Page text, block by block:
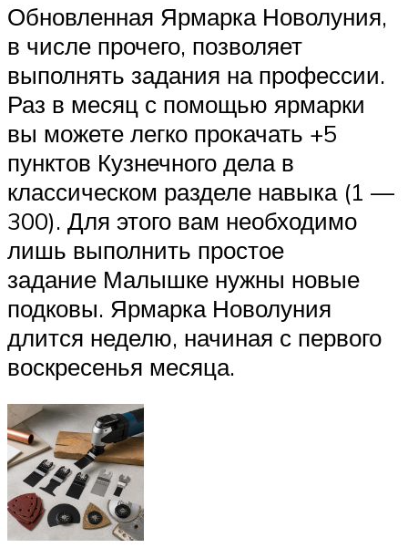
Обновленная Ярмарка Новолуния,
в числе прочего, позволяет
выполнять задания на профессии.
Раз в месяц с помощью ярмарки
вы можете легко прокачать +5
пунктов Кузнечного дела в
классическом разделе навыка (1 —
300). Для этого вам необходимо
лишь выполнить простое
задание Малышке нужны новые
подковы. Ярмарка Новолуния
длится неделю, начиная с первого
воскресенья месяца.